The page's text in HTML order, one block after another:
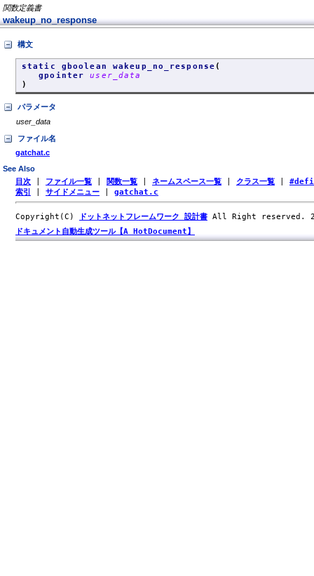
関数定義書
wakeup_no_response
構文
static gboolean wakeup_no_response (
gpointeruser_data
)
パラメータ
user_data
ファイル名
gatchat.c
See Also
目次 ファイル一覧 関数一覧 ネームスペース一覧 クラス一覧
索引
サイドメニュー gatchat.c
Copyright(C) ドットネットフレームワーク 設計書 All Right reserved.
ドキュメント自動生成ツール【A HotDocument】